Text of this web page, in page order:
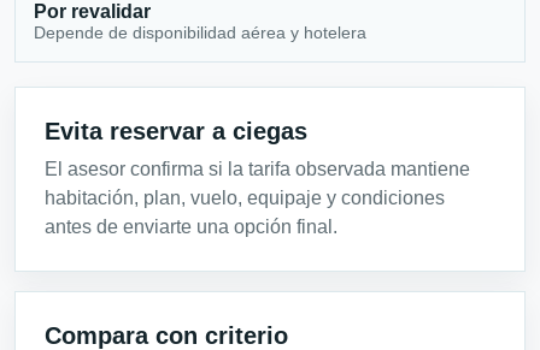
Por revalidar
Depende de disponibilidad aérea y hotelera
Evita reservar a ciegas
El asesor confirma si la tarifa observada mantiene
habitación, plan, vuelo, equipaje y condiciones
antes de enviarte una opción final.
Compara con criterio